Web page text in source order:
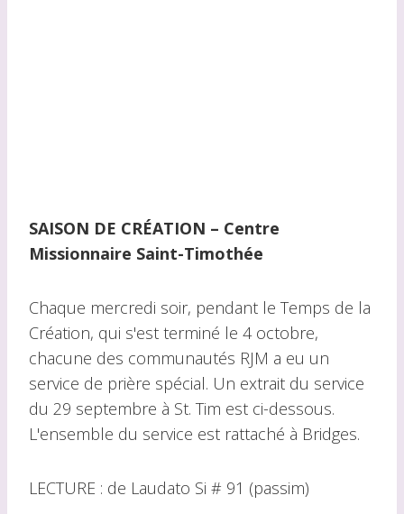
SAISON DE CRÉATION – Centre
Missionnaire Saint-Timothée
Chaque mercredi soir, pendant le Temps de la
Création, qui s'est terminé le 4 octobre,
chacune des communautés RJM a eu un
service de prière spécial. Un extrait du service
du 29 septembre à St. Tim est ci-dessous.
L'ensemble du service est rattaché à Bridges.
LECTURE : de Laudato Si # 91 (passim)